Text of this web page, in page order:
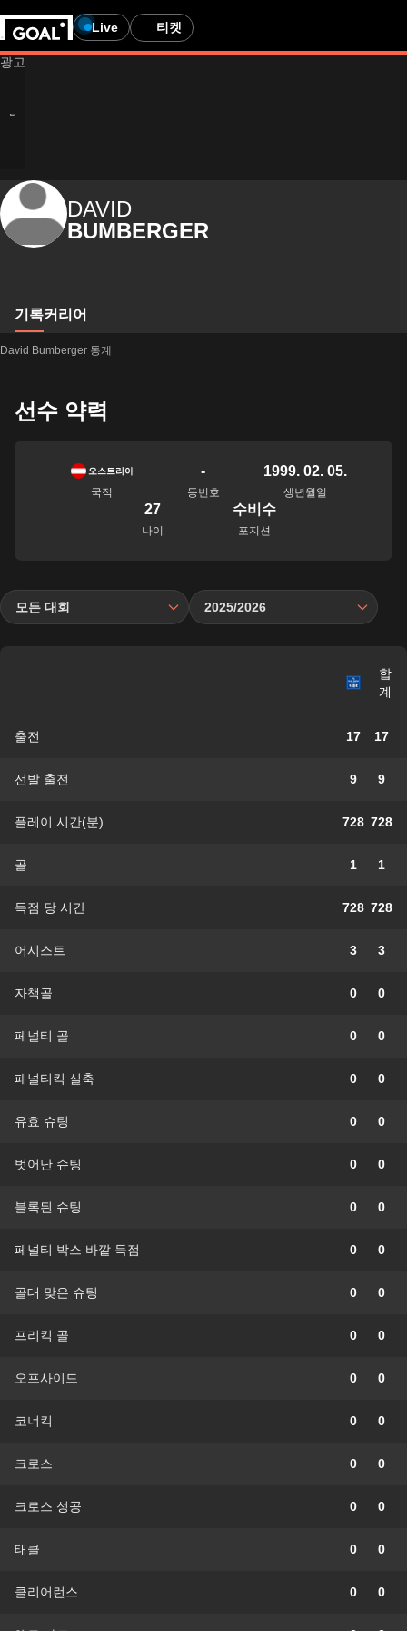
Live 티켓
DAVID
BUMBERGER
기록커리어
David Bumberger 통계
선수 약력
오스트리아
국적
-
등번호
1999. 02. 05.
생년월일
27
나이
수비수
포지션
모든 대회 2025/2026
합
계
출전 17 17
선발 출전 9 9
플레이 시간(분) 728 728
골 1 1
득점 당 시간 728 728
어시스트 3 3
자책골 0 0
페널티 골 0 0
페널티킥 실축 0 0
유효 슈팅 0 0
벗어난 슈팅 0 0
블록된 슈팅 0 0
페널티 박스 바깥 득점 0 0
골대 맞은 슈팅 0 0
프리킥 골 0 0
오프사이드 0 0
코너킥 0 0
크로스 0 0
크로스 성공 0 0
태클 0 0
클리어런스 0 0